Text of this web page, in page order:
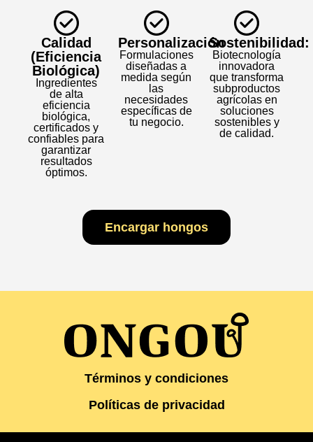
Calidad
(Eficiencia
Biológica)
Ingredientes
de alta
eficiencia
biológica,
certificados y
confiables para
garantizar
resultados
óptimos.
Personalización
Formulaciones
diseñadas a
medida según
las
necesidades
específicas de
tu negocio.
Sostenibilidad:
Biotecnología
innovadora
que transforma
subproductos
agrícolas en
soluciones
sostenibles y
de calidad.
Encargar hongos
Términos y condiciones
Políticas de privacidad